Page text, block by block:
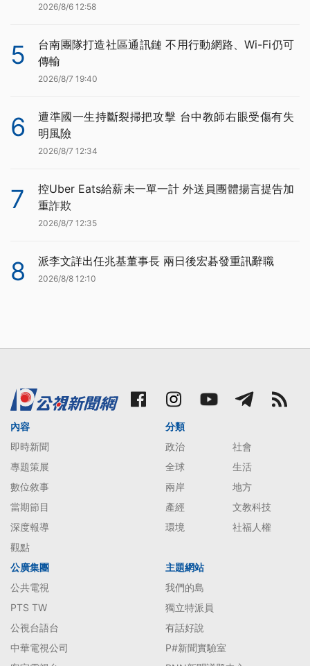
2026/8/6 12:58
5
台南團隊打造社區通訊鏈 不用行動網路、Wi-Fi仍可
傳輸
2026/8/7 19:40
6
遭準國一生持斷裂掃把攻擊 台中教師右眼受傷有失
明風險
2026/8/7 12:34
7
控Uber Eats給薪未一單一計 外送員團體揚言提告加
重詐欺
2026/8/7 12:35
8 派李文詳出任兆基董事長 兩日後宏碁發重訊辭職
2026/8/8 12:10
內容
即時新聞
專題策展
數位敘事
當期節目
深度報導
觀點
分類
政治
社會
全球
生活
兩岸
地方
產經
文教科技
環境
社福人權
公廣集團
公共電視
PTS TW
公視台語台
中華電視公司
主題網站
我們的島
獨立特派員
有話好說
P#新聞實驗室